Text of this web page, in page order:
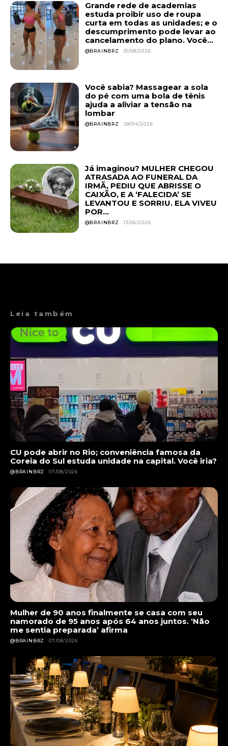
Grande rede de academias
estuda proibir uso de roupa
curta em todas as unidades; e o
descumprimento pode levar ao
cancelamento do plano. Você...
@BRAINBRZ 01/08/2026
Você sabia? Massagear a sola
do pé com uma bola de tênis
ajuda a aliviar a tensão na
lombar
@BRAINBRZ 28/04/2026
Já imaginou? MULHER CHEGOU
ATRASADA AO FUNERAL DA
IRMÃ, PEDIU QUE ABRISSE O
CAIXÃO, E A ‘FALECIDA’ SE
LEVANTOU E SORRIU. ELA VIVEU
POR...
@BRAINBRZ 13/06/2026
Leia também
CU pode abrir no Rio; conveniência famosa da
Coreia do Sul estuda unidade na capital. Você iria?
@BRAINBRZ 07/08/2026
Mulher de 90 anos finalmente se casa com seu
namorado de 95 anos após 64 anos juntos. ‘Não
me sentia preparada’ afirma
@BRAINBRZ 07/08/2026